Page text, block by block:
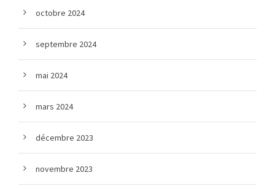
octobre 2024
septembre 2024
mai 2024
mars 2024
décembre 2023
novembre 2023